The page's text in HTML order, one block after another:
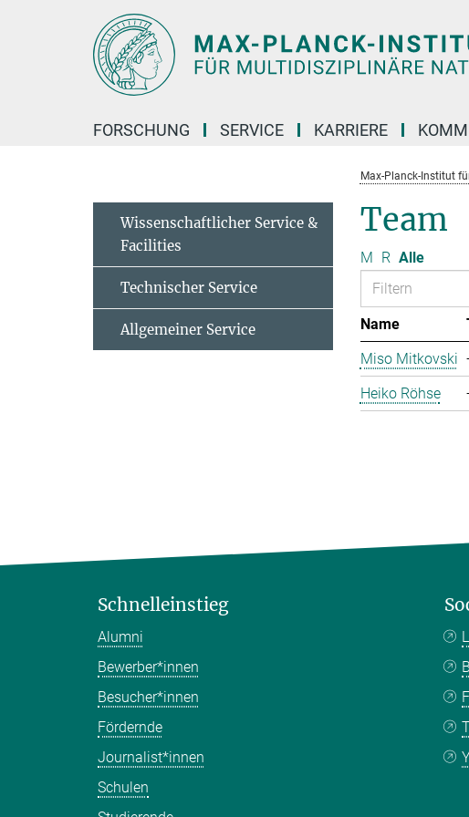
FORSCHUNG SERVICE KARRIERE
Max-Planck-Institut
Team
M R Alle
Name
Miso Mitkovski
Heiko Röhse
Wissenschaftlicher Service &
Facilities
Technischer Service
Allgemeiner Service
Schnelleinstieg
Alumni
Bewerber*innen
Besucher*innen
Fördernde
Journalist*innen
Schulen